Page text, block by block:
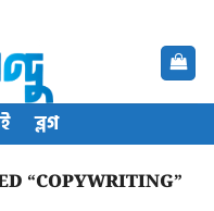
ব্লগ
“COPYWRITING”